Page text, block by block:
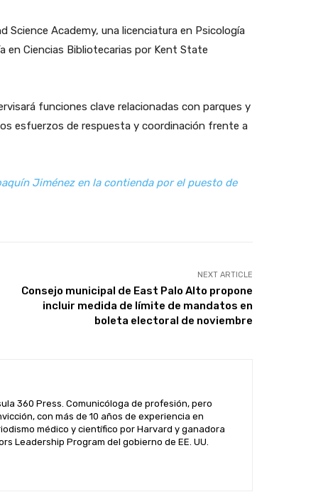
Academy, una licenciatura en Psicología
en Ciencias Bibliotecarias por Kent State
funciones clave relacionadas con parques y
esfuerzos de respuesta y coordinación frente a
Jiménez en la contienda por el puesto de
NEXT ARTICLE
Consejo municipal de East Palo Alto propone
incluir medida de límite de mandatos en
boleta electoral de noviembre
360 Press. Comunicóloga de profesión, pero
con más de 10 años de experiencia en
médico y científico por Harvard y ganadora
Leadership Program del gobierno de EE. UU.